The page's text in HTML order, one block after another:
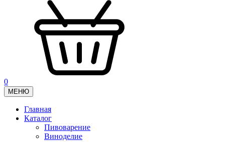
0
МЕНЮ
Главная
Каталог
Пивоварение
Виноделие